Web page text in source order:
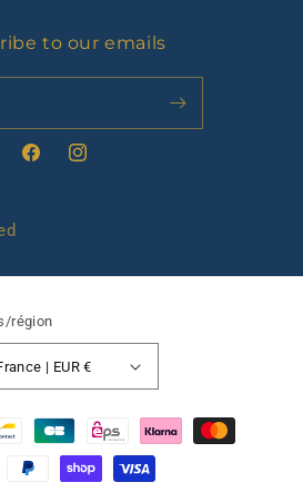
to our emails
FacebookInstagram
région
France | EUR €